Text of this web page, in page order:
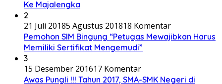
Ke Majalengka
2
21 Juli 20185 Agustus 201818 Komentar
Pemohon SIM Bingung “Petugas Mewajibkan Harus
Memiliki Sertifikat Mengemudi”
3
15 Desember 201617 Komentar
Awas Pungli !!! Tahun 2017, SMA-SMK Negeri di